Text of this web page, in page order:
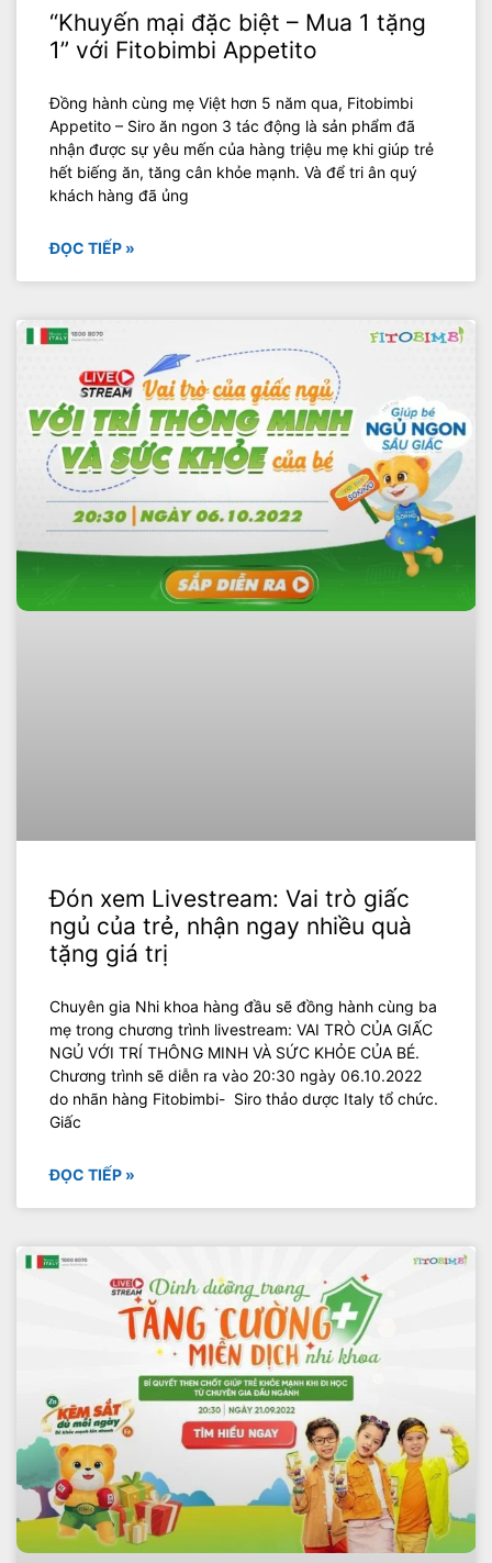
“Khuyến mại đặc biệt – Mua 1 tặng
1” với Fitobimbi Appetito
Đồng hành cùng mẹ Việt hơn 5 năm qua, Fitobimbi
Appetito – Siro ăn ngon 3 tác động là sản phẩm đã
nhận được sự yêu mến của hàng triệu mẹ khi giúp trẻ
hết biếng ăn, tăng cân khỏe mạnh. Và để tri ân quý
khách hàng đã ủng
ĐỌC TIẾP »
Đón xem Livestream: Vai trò giấc
ngủ của trẻ, nhận ngay nhiều quà
tặng giá trị
Chuyên gia Nhi khoa hàng đầu sẽ đồng hành cùng ba
mẹ trong chương trình livestream: VAI TRÒ CỦA GIẤC
NGỦ VỚI TRÍ THÔNG MINH VÀ SỨC KHỎE CỦA BÉ.
Chương trình sẽ diễn ra vào 20:30 ngày 06.10.2022
do nhãn hàng Fitobimbi- Siro thảo dược Italy tổ chức.
Giấc
ĐỌC TIẾP »